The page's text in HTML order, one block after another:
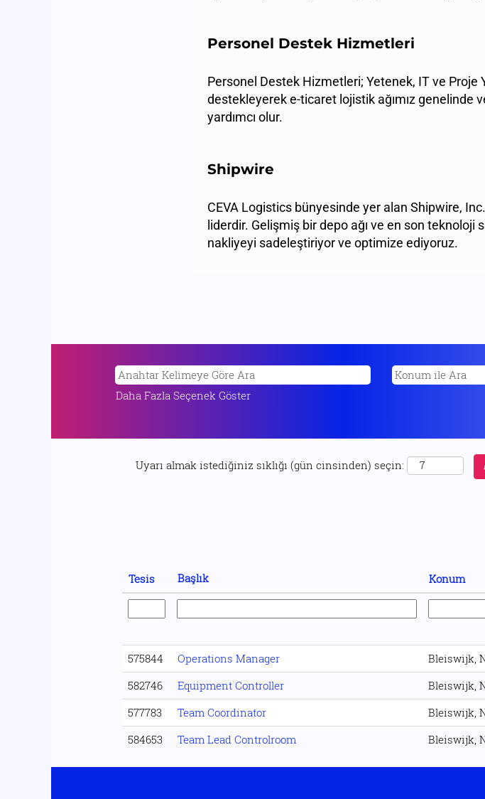
Personel Destek Hizmetleri
Personel Destek Hizmetleri; Yetenek, IT ve
destekleyerek e-ticaret lojistik ağımız
yardımcı olur.
Shipwire
CEVA Logistics bünyesinde yer alan Shipwire,
liderdir. Gelişmiş bir depo ağı ve en son
nakliyeyi sadeleştiriyor ve optimize ediyoruz.
Daha Fazla Seçenek Göster
Uyarı almak istediğiniz sıklığı (gün cinsinden) seçin:
Tesis Başlık Konum
575844
Operations Manager Bleiswijk,
582746
Equipment Controller Bleiswijk,
577783
Team Coordinator Bleiswijk,
584653
Team Lead Controlroom Bleiswijk,